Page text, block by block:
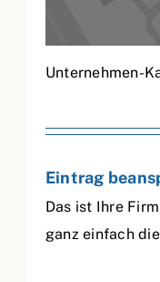
Unternehmen-
Eintrag
Das ist Ihre
ganz einfach